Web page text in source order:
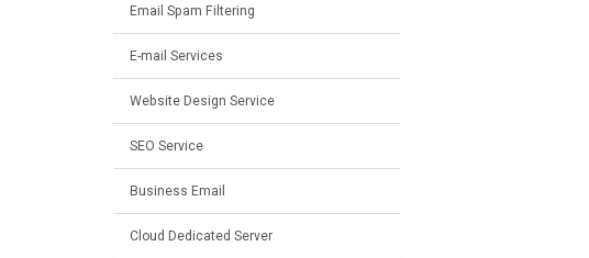
Email Spam Filtering
E-mail Services
Website Design Service
SEO Service
Business Email
Cloud Dedicated Server